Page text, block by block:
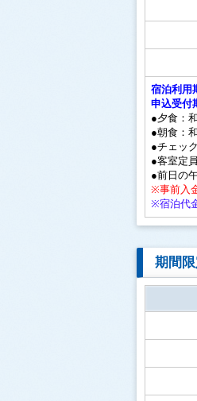
宿泊利用
申込受付
●夕食：
●朝食：
●チェッ
●客室定
●前日の
※事前入
※宿泊代
期間